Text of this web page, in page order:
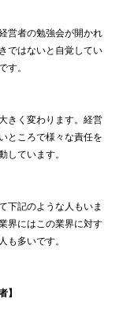
営者の勉強会が開かれ
ではないと自覚してい
す。
きく変わります。経営
ところで様々な責任を
しています。
下記のような人もいま
界にはこの業界に対す
も多いです。
】